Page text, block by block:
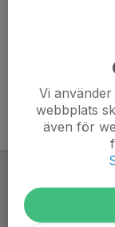
Vi
webbplats
även för